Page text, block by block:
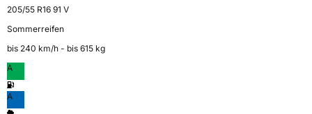
205/55 R16 91 V
Sommerreifen
bis 240 km⁠/⁠h - bis 615 kg
A
A